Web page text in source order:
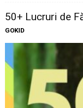
50+ Lucruri de
GOKID